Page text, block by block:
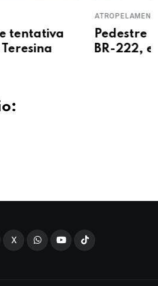
morre após ser
Esperantina
X